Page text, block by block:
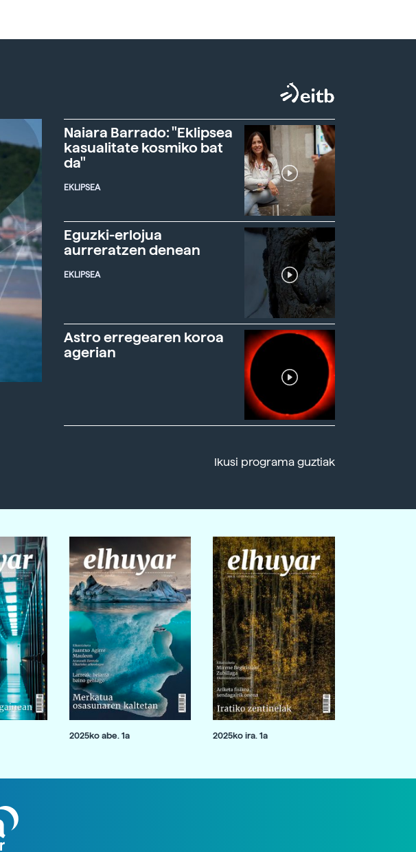
Naiara Barrado: "Eklipsea
kasualitate kosmiko bat
da"
EKLIPSEA
Eguzki-erlojua
aurreratzen denean
EKLIPSEA
Astro erregearen koroa
agerian
Ikusi programa guztiak
2025ko abe. 1a 2025ko ira. 1a